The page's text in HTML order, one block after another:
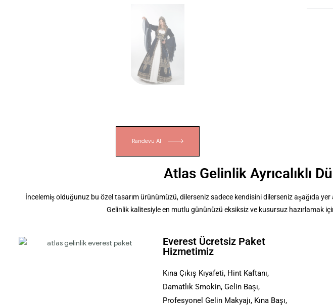
Randevu Al
Atlas Gelinlik Ayrıcalıklı
İncelemiş olduğunuz bu özel tasarım ürünümüzü, dilerseniz sadece kendisini dilerseniz aşağıda
Gelinlik kalitesiyle en mutlu gününüzü eksiksiz ve kusursuz hazırlamak
Everest Ücretsiz Paket
Hizmetimiz
Kına Çıkış Kıyafeti, Hint Kaftanı,
Damatlık Smokin, Gelin Başı,
Profesyonel Gelin Makyajı, Kına Başı,